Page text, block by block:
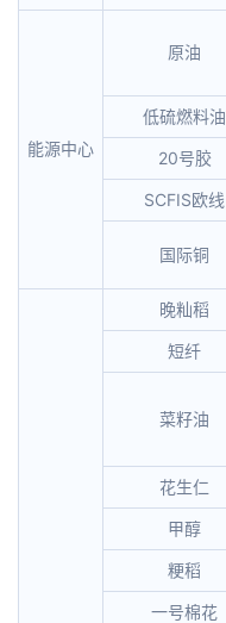
能源中心
原油
低硫燃料油
20号胶
SCFIS欧线
国际铜
晚籼稻
短纤
菜籽油
花生仁
甲醇
粳稻
一号棉花